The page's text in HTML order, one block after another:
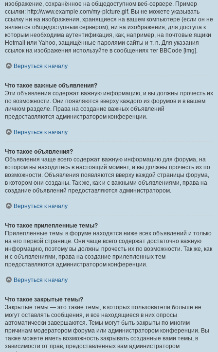
изображение, сохранённое на общедоступном веб-сервере. Пример
ссылки: http://www.example.com/my-picture.gif. Вы не можете указывать
ссылку ни на изображения, хранящиеся на вашем компьютере (если он не
является общедоступным сервером), ни на изображения, для доступа к
которым необходима аутентификация, как, например, на почтовые ящики
Hotmail или Yahoo, защищённые паролями сайты и т. п. Для указания
ссылок на изображения используйте в сообщениях тег BBCode [img].
Вернуться к началу
Что такое важные объявления?
Эти объявления содержат важную информацию, и вы должны прочесть их
по возможности. Они появляются вверху каждого из форумов и в вашем
личном разделе. Права на создание важных объявлений
предоставляются администратором конференции.
Вернуться к началу
Что такое объявления?
Объявления чаще всего содержат важную информацию для форума, на
котором вы находитесь в настоящий момент, и вы должны прочесть их по
возможности. Объявления появляются вверху каждой страницы форума,
в котором они созданы. Так же, как и с важными объявлениями, права на
создание объявлений предоставляются администратором.
Вернуться к началу
Что такое прилепленные темы?
Прилепленные темы в форуме находятся ниже всех объявлений и только
на его первой странице. Они чаще всего содержат достаточно важную
информацию, поэтому вы должны прочесть их по возможности. Так же, как
и с объявлениями, права на создание прилепленных тем
предоставляются администратором конференции.
Вернуться к началу
Что такое закрытые темы?
Закрытые темы — это такие темы, в которых пользователи больше не
могут оставлять сообщения, и все находящиеся в них опросы
автоматически завершаются. Темы могут быть закрыты по многим
причинам модератором форума или администратором конференции. Вы
также можете иметь возможность закрывать созданные вами темы, в
зависимости от прав, предоставленных вам администратором